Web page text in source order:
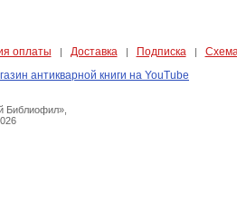
оплаты | Доставка | Подписка |
антикварной книги на YouTube
Библиофил»,